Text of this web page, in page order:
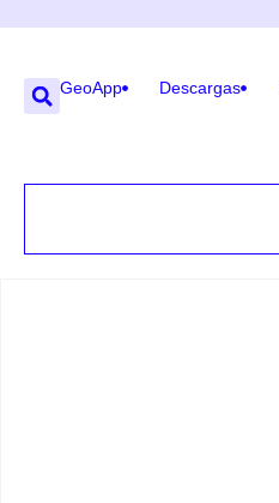
GeoApp Descargas